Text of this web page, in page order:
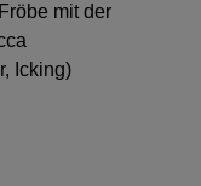
mit der
Icking)